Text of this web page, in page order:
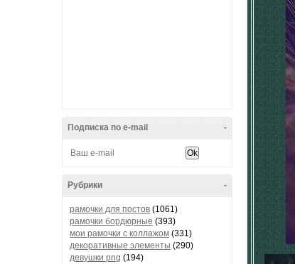
-
Подписка по e-mail
-
Рубрики
рамочки для постов (1061)
рамочки бордюрные (393)
мои рамочки с коллажом (331)
декоративные элементы (290)
девушки png (194)